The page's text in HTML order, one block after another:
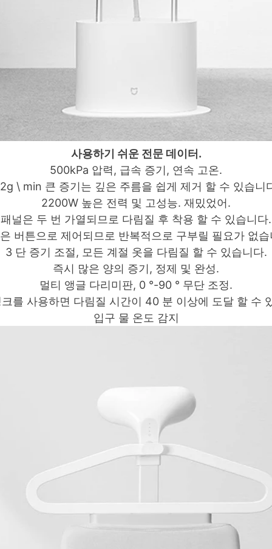
사용하기 쉬운 전문 데이터.
500kPa 압력, 급속 증기, 연속 고온.
\ min 큰 증기는 깊은 주름을 쉽게 제거 할 수 있습니
2200W 높은 전력 및 고성능. 재밌었어.
패널은 두 번 가열되므로 다림질 후 착용 할 수 있습니다.
버튼으로 제어되므로 반복적으로 구부릴 필요가 없습
3 단 증기 조절, 모든 계절 옷을 다림질 할 수 있습니다.
즉시 많은 양의 증기, 정제 및 완성.
멀티 앵글 다리미판, 0 °-90 ° 무단 조정.
를 사용하면 다림질 시간이 40 분 이상에 도달 할 수
입구 물 온도 감지